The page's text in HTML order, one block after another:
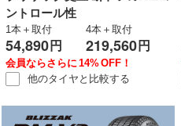
ントロール性
1本＋取付
54,890 円
4本＋取付
219,560 円
会員ならさらに14%OFF！
他のタイヤと 比較する